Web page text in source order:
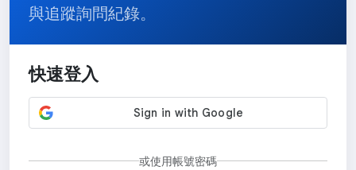
與追蹤詢問紀錄。
快速登入
或使用帳號密碼